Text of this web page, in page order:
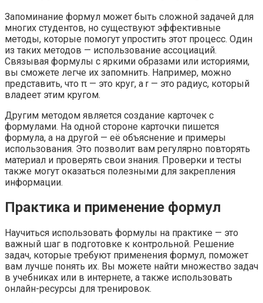
Запоминание формул может быть сложной задачей для
многих студентов, но существуют эффективные
методы, которые помогут упростить этот процесс. Один
из таких методов — использование ассоциаций.
Связывая формулы с яркими образами или историями,
вы сможете легче их запомнить. Например, можно
представить, что π — это круг, а r — это радиус, который
владеет этим кругом.
Другим методом является создание карточек с
формулами. На одной стороне карточки пишется
формула, а на другой — её объяснение и примеры
использования. Это позволит вам регулярно повторять
материал и проверять свои знания. Проверки и тесты
также могут оказаться полезными для закрепления
информации.
Практика и применение формул
Научиться использовать формулы на практике — это
важный шаг в подготовке к контрольной. Решение
задач, которые требуют применения формул, поможет
вам лучше понять их. Вы можете найти множество задач
в учебниках или в интернете, а также использовать
онлайн-ресурсы для тренировок.